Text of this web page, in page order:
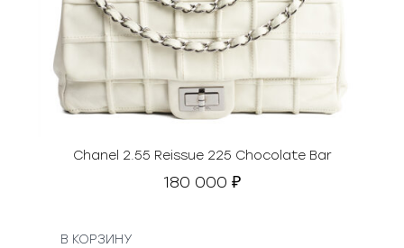
Chanel 2.55 Reissue 225 Chocolate Bar
180 000 ₽
В КОРЗИНУ